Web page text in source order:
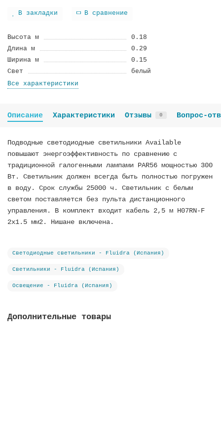
В закладки В сравнение
Высота м
0.18
Длина м
0.29
Ширина м
0.15
Cвeт
белый
Все характеристики
Описание Характеристики Отзывы 0 Вопрос-
Подводные светодиодные светильники Available
повышают энергоэффективность по сравнению с
традиционной галогенными лампами PAR56 мощностью 300
Вт. Светильник должен всегда быть полностью погружен
в воду. Срок службы 25000 ч. Светильник с белым
светом поставляется без пульта дистанционного
управления. В комплект входит кабель 2,5 м H07RN-F
2x1.5 мм2. Нишане включена.
Светодиодные светильники - Fluidra (Испания)
Светильники - Fluidra (Испания)
Освещение - Fluidra (Испания)
Дополнительные товары